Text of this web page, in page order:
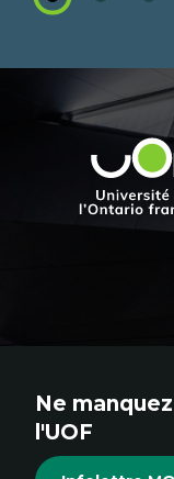
1
informations
Ne
l'UOF